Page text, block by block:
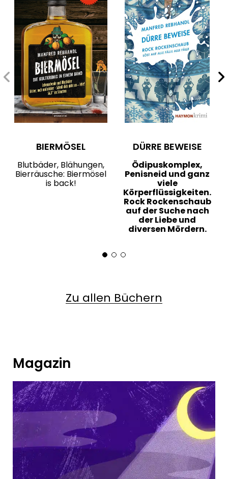
BIERMÖSEL
Blutbäder, Blähungen,
Bierräusche: Biermösel
is back!
DÜRRE BEWEISE
Ödipuskomplex,
Penisneid und ganz
viele
Körperflüssigkeiten.
Rock Rockenschaub
auf der Suche nach
der Liebe und
diversen Mördern.
Zu allen Büchern
Magazin